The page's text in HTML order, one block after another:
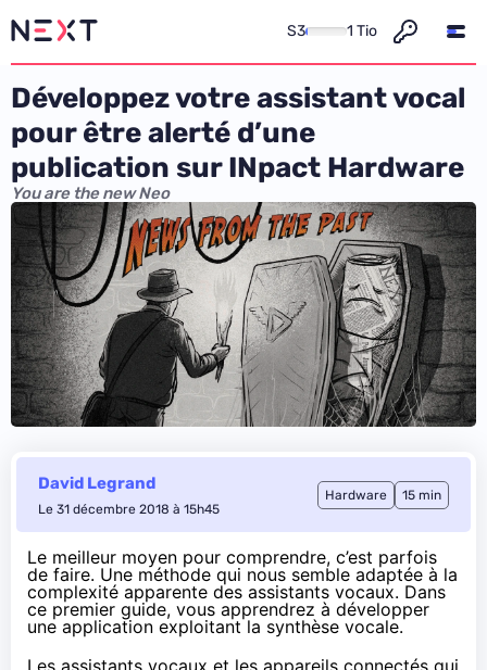
S3 1 Tio
Développez votre assistant vocal
pour être alerté d’une
publication sur INpact Hardware
You are the new Neo
David Legrand
Le 31 décembre 2018 à 15h45
Hardware 15 min
Le meilleur moyen pour comprendre, c’est parfois
de faire. Une méthode qui nous semble adaptée à la
complexité apparente des assistants vocaux. Dans
ce premier guide, vous apprendrez à développer
une application exploitant la synthèse vocale.